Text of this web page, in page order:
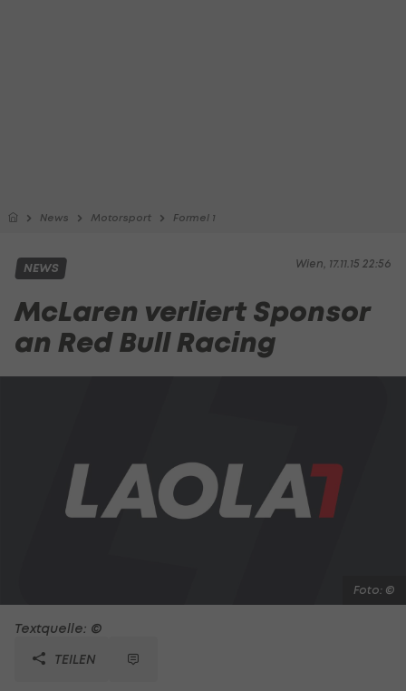
News Motorsport Formel 1
Wien, 17.11.15 22:56
NEWS
McLaren verliert Sponsor
an Red Bull Racing
Foto: ©
Textquelle: ©
TEILEN